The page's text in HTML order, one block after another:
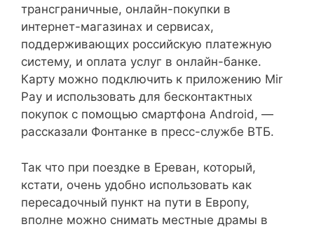
трансграничные, онлайн-покупки в
интернет-магазинах и сервисах,
поддерживающих российскую платежную
систему, и оплата услуг в онлайн-банке.
Карту можно подключить к приложению Mir
Pay и использовать для бесконтактных
покупок с помощью смартфона Android, —
рассказали Фонтанке в пресс-службе ВТБ.
Так что при поездке в Ереван, который,
кстати, очень удобно использовать как
пересадочный пункт на пути в Европу,
вполне можно снимать местные драмы в